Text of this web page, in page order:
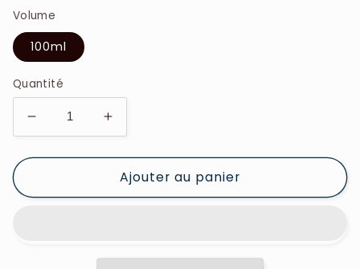
Volume
100ml
Quantité
Réduire
la
quantité
Gris
Augmenter
la
quantité
de
Gris
Ajouter au panier